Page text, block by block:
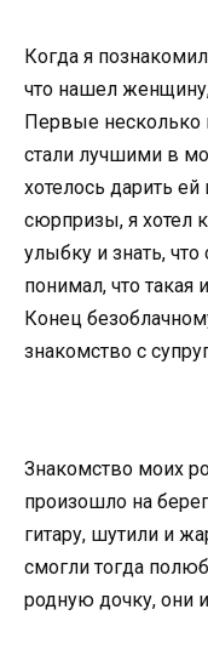
Когда я
что нашел
Первые несколько
стали лучшими в
хотелось дарить
сюрпризы, я хотел
улыбку и знать, что
понимал, что такая
Конец
знакомство с
Знакомство моих
произошло на
гитару, шутили и
смогли тогда
родную дочку, они